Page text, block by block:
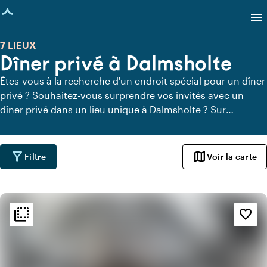
chargée
menu
Dîner privé à Dalmsholte
7 LIEUX
Êtes-vous à la recherche d'un endroit spécial pour un dîner
privé ? Souhaitez-vous surprendre vos invités avec un
dîner privé dans un lieu unique à Dalmsholte ? Sur
tous les lieux à Dalmsholte où vous pouvez dîner en toute
tranquillité. Découvrez tous les lieux de restauration privée
pour un délicieux dîner privé.
filter_alt Filtre mapVoir la carte
flip_to_back favorite_border
flip_to_back Ambiance
style
Hôtel chic
info